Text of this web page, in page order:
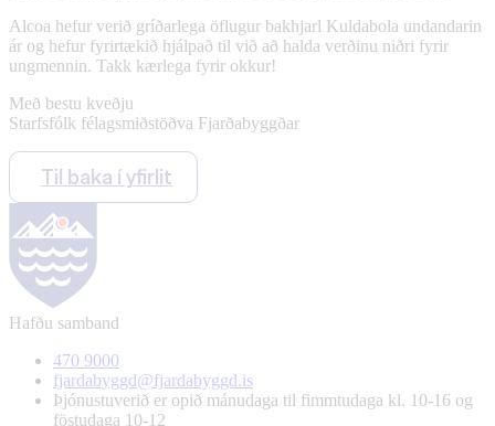
Alcoa hefur verið gríðarlega öflugur bakhjarl Kuldabola undandarin
ár og hefur fyrirtækið hjálpað til við að halda verðinu niðri fyrir
ungmennin. Takk kærlega fyrir okkur!
Með bestu kveðju
Starfsfólk félagsmiðstöðva Fjarðabyggðar
Til baka í yfirlit
Hafðu samband
470 9000
fjardabyggd@fjardabyggd.is
Þjónustuverið er opið mánudaga til fimmtudaga kl. 10-16 og
föstudaga 10-12